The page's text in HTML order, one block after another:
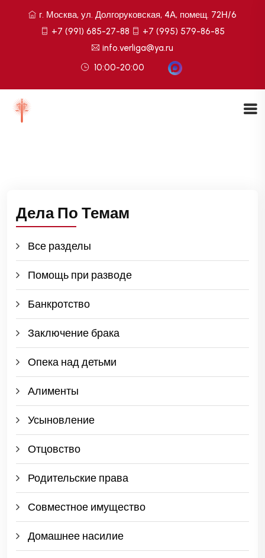
г. Москва, ул. Долгоруковская, 4А, помещ. 72Н/6
+7 (991) 685-27-88
+7 (995) 579-86-85
info.verliga@ya.ru
10:00-20:00
Дела По Темам
Все разделы
Помощь при разводе
Банкротство
Заключение брака
Опека над детьми
Алименты
Усыновление
Отцовство
Родительские права
Совместное имущество
Домашнее насилие